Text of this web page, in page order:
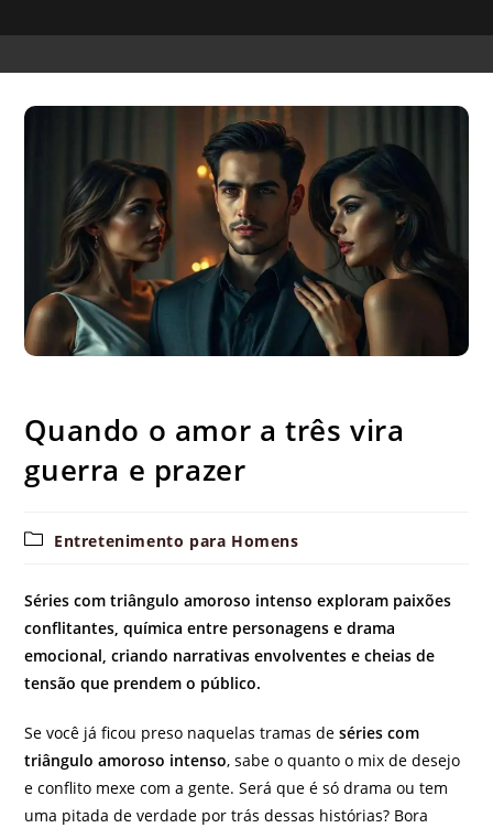
Quando o amor a três vira
guerra e prazer
Categoria
Entretenimento para Homens
Séries com triângulo amoroso intenso exploram paixões
conflitantes, química entre personagens e drama
emocional, criando narrativas envolventes e cheias de
tensão que prendem o público.
Se você já ficou preso naquelas tramas deséries com
triângulo amoroso intenso, sabe o quanto o mix de desejo
e conflito mexe com a gente. Será que é só drama ou tem
uma pitada de verdade por trás dessas histórias? Bora